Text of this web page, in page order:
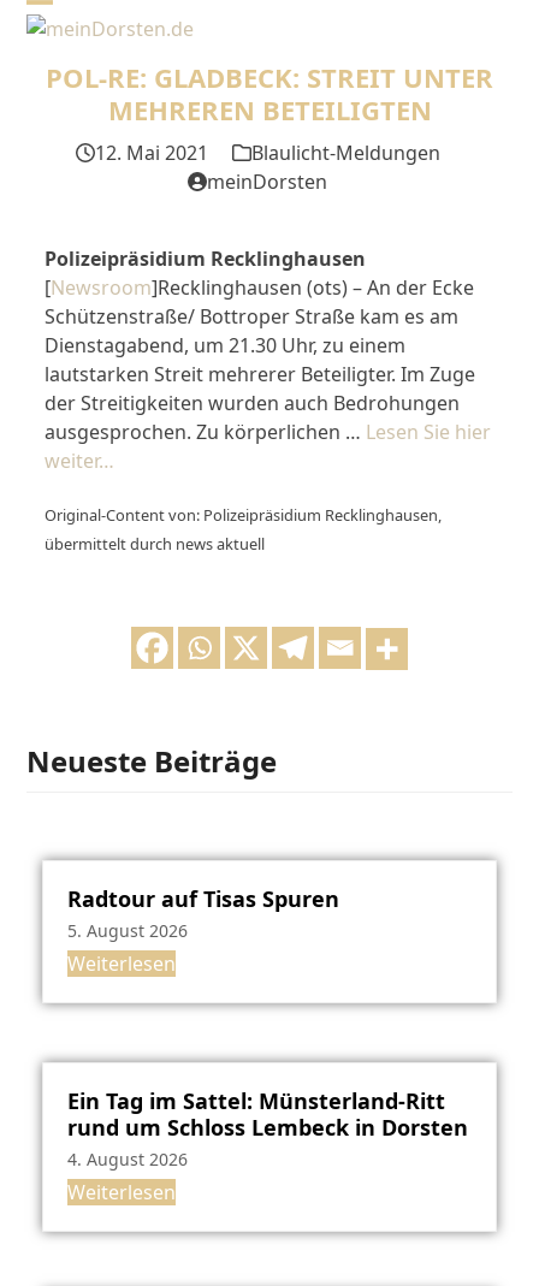
Skip
content
Open
mobile
Close
mobile
POL-RE: GLADBECK: STREIT UNTER
MEHREREN BETEILIGTEN
12. Mai 2021
Blaulicht-Meldungen
meinDorsten
Polizeipräsidium Recklinghausen
[Newsroom]Recklinghausen (ots) – An der Ecke
Schützenstraße/ Bottroper Straße kam es am
Dienstagabend, um 21.30 Uhr, zu einem
lautstarken Streit mehrerer Beteiligter. Im Zuge
der Streitigkeiten wurden auch Bedrohungen
ausgesprochen. Zu körperlichen … Lesen Sie hier
weiter…
Original-Content von: Polizeipräsidium Recklinghausen,
übermittelt durch news aktuell
Neueste Beiträge
Radtour auf Tisas Spuren
5. August 2026
Weiterlesen
Ein Tag im Sattel: Münsterland-Ritt
rund um Schloss Lembeck in Dorsten
4. August 2026
Weiterlesen